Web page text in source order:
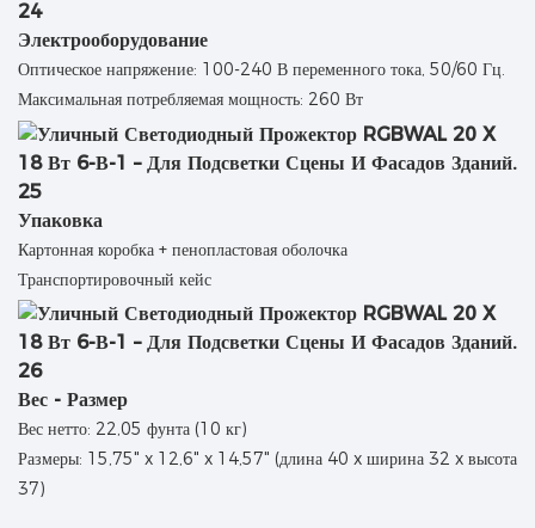
Электрооборудование
Оптическое напряжение: 100-240 В переменного тока, 50/60 Гц.
Максимальная потребляемая мощность: 260 Вт
Упаковка
Картонная коробка + пенопластовая оболочка
Транспортировочный кейс
Вес - Размер
Вес нетто: 22,05 фунта (10 кг)
Размеры: 15,75" x 12,6" x 14,57" (длина 40 x ширина 32 x высота
37)